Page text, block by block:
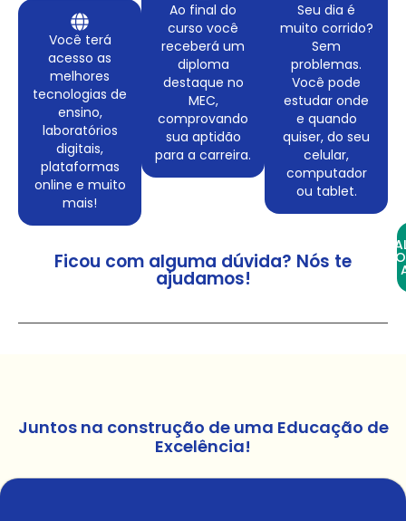
Você terá
acesso as
melhores
tecnologias de
ensino,
laboratórios
digitais,
plataformas
online e muito
mais!
Ao final do
curso você
receberá um
diploma
destaque no
MEC,
comprovando
sua aptidão
para a carreira.
Seu dia é
muito corrido?
Sem
problemas.
Você pode
estudar onde
e quando
quiser, do seu
celular,
computador
ou tablet.
Ficou com alguma dúvida? Nós te
ajudamos!
Juntos na construção de uma Educação de
Excelência!